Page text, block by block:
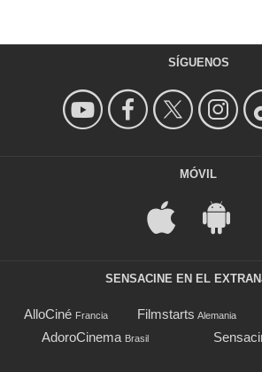
SÍGUENOS
MÓVIL
SENSACINE EN EL
AlloCiné Francia Filmstarts Alemania
AdoroCinema Brasil